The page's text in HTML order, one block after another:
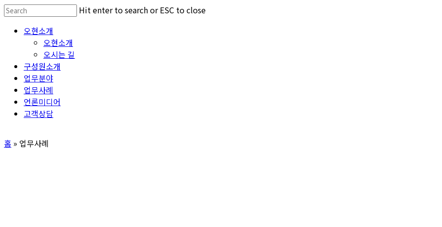
Skip
main
Hit enter to search or ESC to close
Search
Menu 오현소개
오현소개
오시는 길
구성원소개
업무분야
업무사례
언론미디어
고객상담
홈 » 업무사례